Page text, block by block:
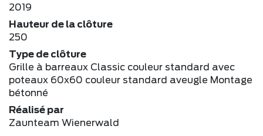
2019
Hauteur de la clôture
250
Type de clôture
Grille à barreaux Classic couleur standard avec
poteaux 60x60 couleur standard aveugle Montage
bétonné
Réalisé par
Zaunteam Wienerwald